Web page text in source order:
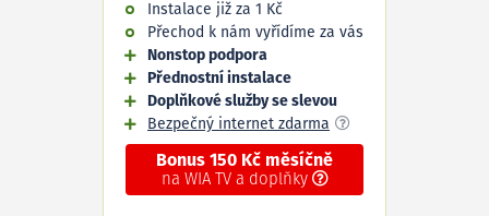
Instalace již za 1 Kč
Přechod k nám vyřídíme za vás
Nonstop podpora
Přednostní instalace
Doplňkové služby se slevou
Bezpečný internet zdarma
Bonus 150 Kč měsíčně
na WIA TV a doplňky